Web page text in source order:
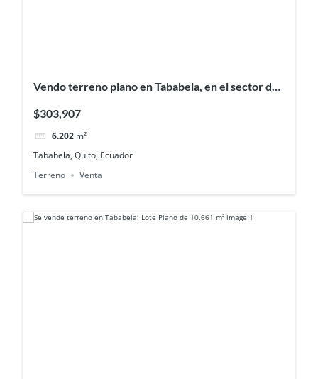
Vendo terreno plano en Tababela, en el sector del
$303,907
6.202 m²
Tababela, Quito, Ecuador
Terreno
Venta